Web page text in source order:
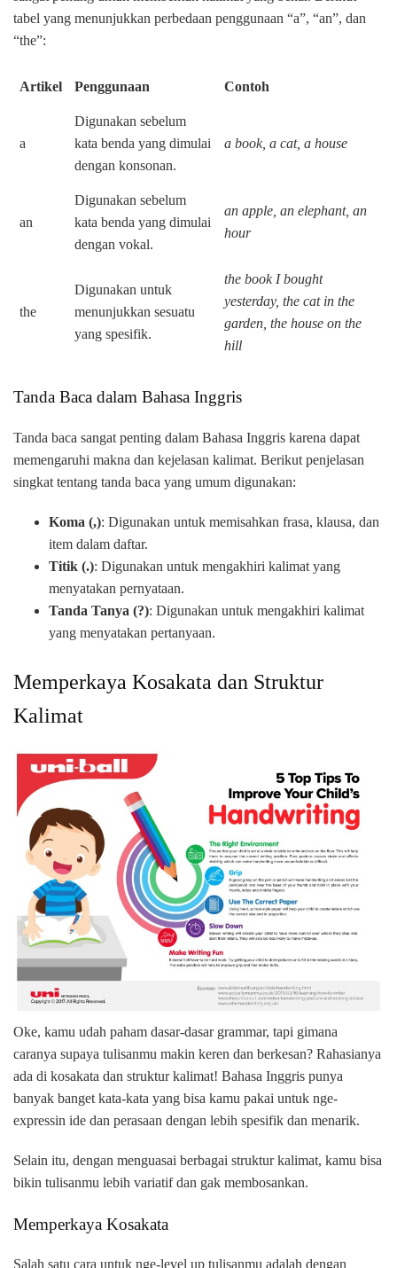
tabel yang menunjukkan perbedaan penggunaan “a”, “an”, dan
“the”:
Artikel Penggunaan Contoh
a
Digunakan sebelum
kata benda yang dimulai
dengan konsonan.
a book, a cat, a house
an
Digunakan sebelum
kata benda yang dimulai
dengan vokal.
an apple, an elephant, an
hour
the
Digunakan untuk
menunjukkan sesuatu
yang spesifik.
the book I bought
yesterday, the cat in the
garden, the house on the
hill
Tanda Baca dalam Bahasa Inggris
Tanda baca sangat penting dalam Bahasa Inggris karena dapat
memengaruhi makna dan kejelasan kalimat. Berikut penjelasan
singkat tentang tanda baca yang umum digunakan:
Koma (,): Digunakan untuk memisahkan frasa, klausa, dan
item dalam daftar.
Titik (.): Digunakan untuk mengakhiri kalimat yang
menyatakan pernyataan.
Tanda Tanya (?): Digunakan untuk mengakhiri kalimat
yang menyatakan pertanyaan.
Memperkaya Kosakata dan Struktur
Kalimat
Oke, kamu udah paham dasar-dasar grammar, tapi gimana
caranya supaya tulisanmu makin keren dan berkesan? Rahasianya
ada di kosakata dan struktur kalimat! Bahasa Inggris punya
banyak banget kata-kata yang bisa kamu pakai untuk nge-
expressin ide dan perasaan dengan lebih spesifik dan menarik.
Selain itu, dengan menguasai berbagai struktur kalimat, kamu bisa
bikin tulisanmu lebih variatif dan gak membosankan.
Memperkaya Kosakata
Salah satu cara untuk nge-level up tulisanmu adalah dengan